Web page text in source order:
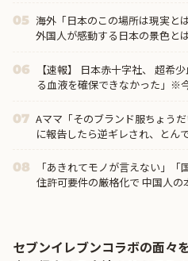
05 海外「日本のこの場所は現実と
外国人が感動する日本の景色と
06
【速報】 日本赤十字社、 超希
る血液を確保できなかった」※
07 Aママ「そのブランド服ちょう
に報告したら逆ギレされ、とん
08
「あきれてモノが言えない」
住許可要件の厳格化で 中国人の
セブンイレブンコラボの面々